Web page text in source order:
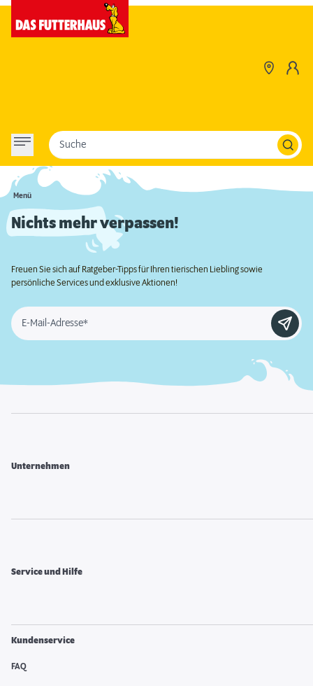
Menü
Suche
Nichts mehr verpassen!
Freuen Sie sich auf Ratgeber-Tipps für Ihren tierischen Liebling sowie
persönliche Services und exklusive Aktionen!
E-Mail-Adresse*
Unternehmen
Service und Hilfe
Kundenservice
FAQ